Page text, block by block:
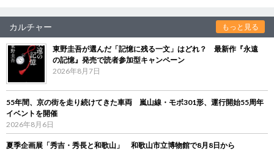
カルチャー もっと見る
東野圭吾が選んだ「記憶に残る一文」はどれ？ 最新作『永遠
の記憶』発売で読者参加型キャンペーン
2026年8月7日
55年間、京の街を走り続けてきた車両 嵐山線・モボ301形、運行開始55周年
イベントを開催
2026年8月6日
夏季企画展「秀吉・秀長と和歌山」 和歌山市立博物館で8月8日から